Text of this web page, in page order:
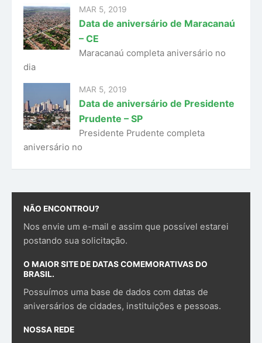
MAR 5, 2019
Data de aniversário de Maracanaú
– CE
Maracanaú completa aniversário no
dia
MAR 5, 2019
Data de aniversário de Presidente
Prudente – SP
Presidente Prudente completa
aniversário no
NÃO ENCONTROU?
Nos envie um e-mail e assim que possível estarei
postando sua solicitação.
O MAIOR SITE DE DATAS COMEMORATIVAS DO
BRASIL.
Possuímos uma base de dados com datas de
aniversários de cidades, instituições e pessoas.
NOSSA REDE